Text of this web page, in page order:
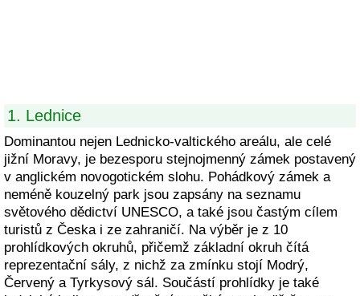
1. Lednice
Dominantou nejen Lednicko-valtického areálu, ale celé
jižní Moravy, je bezesporu stejnojmenný zámek postavený
v anglickém novogotickém slohu. Pohádkový zámek a
neméně kouzelný park jsou zapsány na seznamu
světového dědictví UNESCO, a také jsou častým cílem
turistů z Česka i ze zahraničí. Na výběr je z 10
prohlídkových okruhů, přičemž základní okruh čítá
reprezentační sály, z nichž za zmínku stojí Modrý,
Červený a Tyrkysový sál. Součástí prohlídky je také